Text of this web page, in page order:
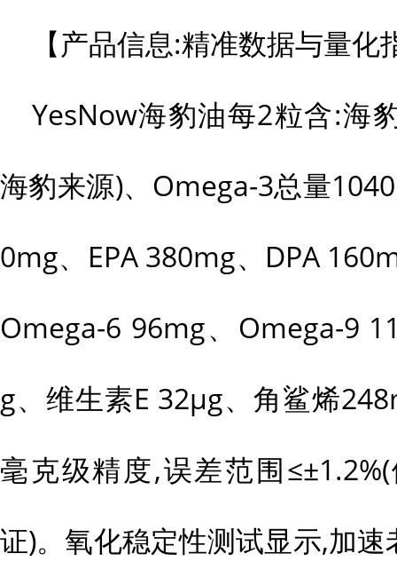
【产品信息:精准数据与量
YesNow海豹油每2粒含:海
海豹来源)、Omega-3总量
0mg、EPA 380mg、DPA
Omega-6 96mg、Omega-9
g、维生素E 32μg、角鲨烯
毫克级精度,误差范围
证)。氧化稳定性测试显示,加